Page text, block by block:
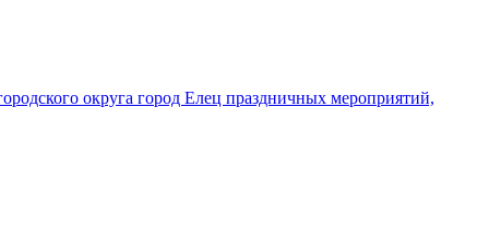
округа город Елец праздничных мероприятий,